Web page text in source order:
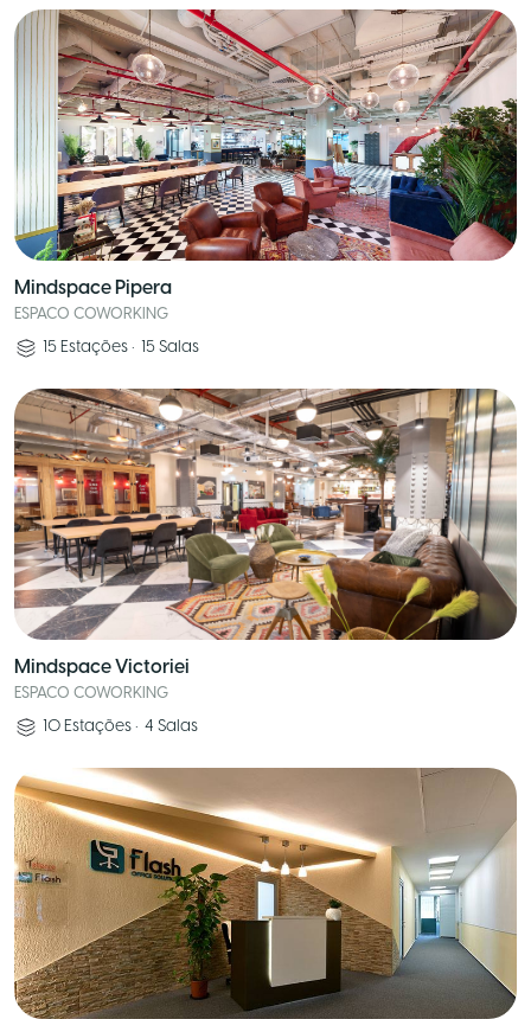
Mindspace Pipera
ESPACO COWORKING
15 Estações • 15 Salas
Mindspace Victoriei
ESPACO COWORKING
10 Estações • 4 Salas